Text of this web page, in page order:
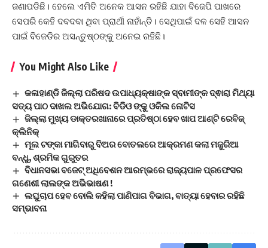
ଜଣାପଡିଛି। ହେଲେ ଏମିତି ଅନେକ ଆସନ ରହିଛି ଯାହା ବିଜେପି ପାଖରେ
ସେପରି କେହି ଦବଦବା ଥିବା ପ୍ରାର୍ଥୀ ନାହାଁନ୍ତି। ସେଥିପାଇଁ ଦଳ ସେହି ଆସନ
ପାଇଁ ବିଜେଡିର ଅସନ୍ତୁଷ୍ଠଙ୍କୁ ଅନେଇ ରହିଛି।
You Might Also Like
କଳାହାଣ୍ଡି ଜିଲ୍ଲା ପରିଷଦ ଉପାଧ୍ୟକ୍ଷାଙ୍କ ସ୍ବାମୀଙ୍କ ଦ୍ଵାରା ମିଥ୍ୟା
ସତ୍ୟ ପାଠ ଦାଖଲ ଅଭିଯୋଗ: ବିଡିଓ ଙ୍କୁ ଓକିଲ ନୋଟିସ
ଜିଲ୍ଲା ମୁଖ୍ୟ ଡାକ୍ତରଖାନାରେ ପ୍ରତିଷ୍ଠା ହେବ ଖାପ ଆଣ୍ଟି ରେବିଜ୍
କ୍ଲିନିକ୍
ମୂଲ ଟଙ୍କା ମାଗିବାରୁ ବିଅର ବୋତଲରେ ଆକ୍ରମଣ କଲା ମଜୁରିଆ
ବନ୍ଧୁ, ଶ୍ରମିକ ଗୁରୁତର
ବିଧାନସଭା ବଜେଟ୍ ଅଧିବେଶନ ଆରମ୍ଭରେ ରାଜ୍ୟପାଳ ପ୍ରଫେସର
ଗଣେଶୀ ଲାଲଙ୍କ ଅଭିଭାଷଣ !
ଲଘୁଚାପ ହେବ ବୋଲି କହିଲା ପାଣିପାଗ ବିଭାଗ, ବାତ୍ୟା ହେବାର ରହିଛି
ସମ୍ଭାବନା